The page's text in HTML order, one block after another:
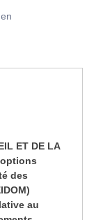
ET DE LA
des
au